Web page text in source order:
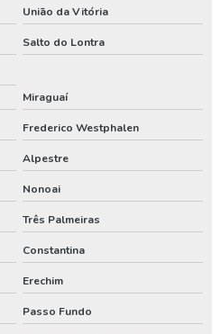
profundos
tubulares
artesiano
artesiano
União da Vitória
Salto do Lontra
Miraguaí
Frederico Westphalen
Alpestre
Nonoai
Três Palmeiras
Constantina
Erechim
Passo Fundo